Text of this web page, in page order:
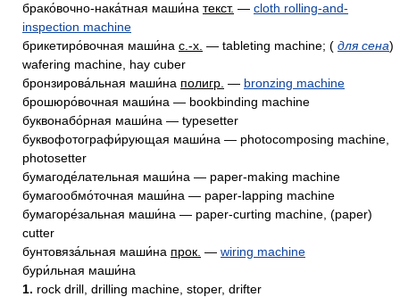
брако́вочно-нака́тная маши́на текст. — cloth rolling-and-
inspection machine
брикетиро́вочная маши́на с.-х. — tableting machine; ( для сена)
wafering machine, hay cuber
бронзирова́льная маши́на полигр. — bronzing machine
брошюро́вочная маши́на — bookbinding machine
буквонабо́рная маши́на — typesetter
буквофотографи́рующая маши́на — photocomposing machine,
photosetter
бумагоде́лательная маши́на — paper-making machine
бумагообмо́точная маши́на — paper-lapping machine
бумагоре́зальная маши́на — paper-curting machine, (paper)
cutter
бунтовяза́льная маши́на прок. — wiring machine
бури́льная маши́на
1. rock drill, drilling machine, stoper, drifter